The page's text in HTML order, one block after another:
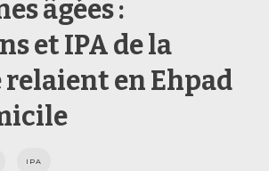
âgées :
et IPA de la
relaient en Ehpad
IPA